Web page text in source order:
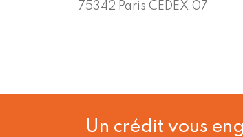
75342 Paris CEDEX 07
Un crédit vous